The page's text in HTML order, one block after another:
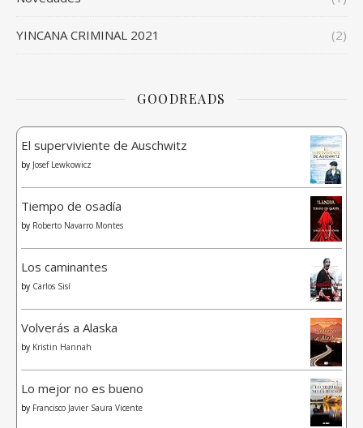
YINCANA CRIMINAL 2021 (2)
GOODREADS
El superviviente de Auschwitz
by Josef Lewkowicz
Tiempo de osadía
by Roberto Navarro Montes
Los caminantes
by Carlos Sisí
Volverás a Alaska
by Kristin Hannah
Lo mejor no es bueno
by Francisco Javier Saura Vicente